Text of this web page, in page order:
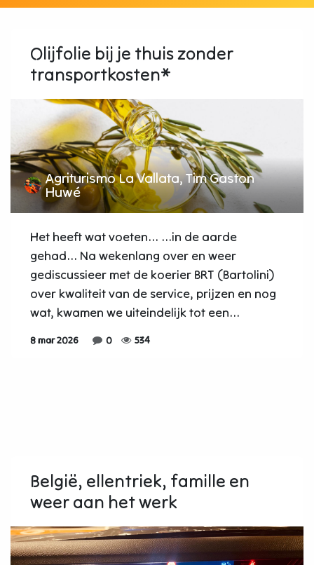
Olijfolie bij je thuis zonder
transportkosten*
Agriturismo La Vallata, Tim Gaston
Huwé
Het heeft wat voeten... ...in de aarde
gehad... Na wekenlang over en weer
gediscussieer met de koerier BRT (Bartolini)
over kwaliteit van de service, prijzen en nog
wat, kwamen we uiteindelijk tot een...
8 mar 2026 0 534
België, ellentriek, famille en
weer aan het werk